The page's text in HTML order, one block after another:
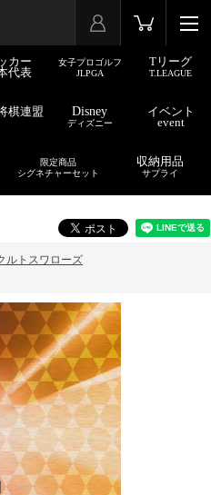
カー
代表
女子プロゴルフ
JLPGA
Tリーグ
T.LEAGUE
棋連盟 Disney
ディズニー
イベント
event
限定商品
シグネチャーセット
収納用品
サプライ
ルトスワローズ